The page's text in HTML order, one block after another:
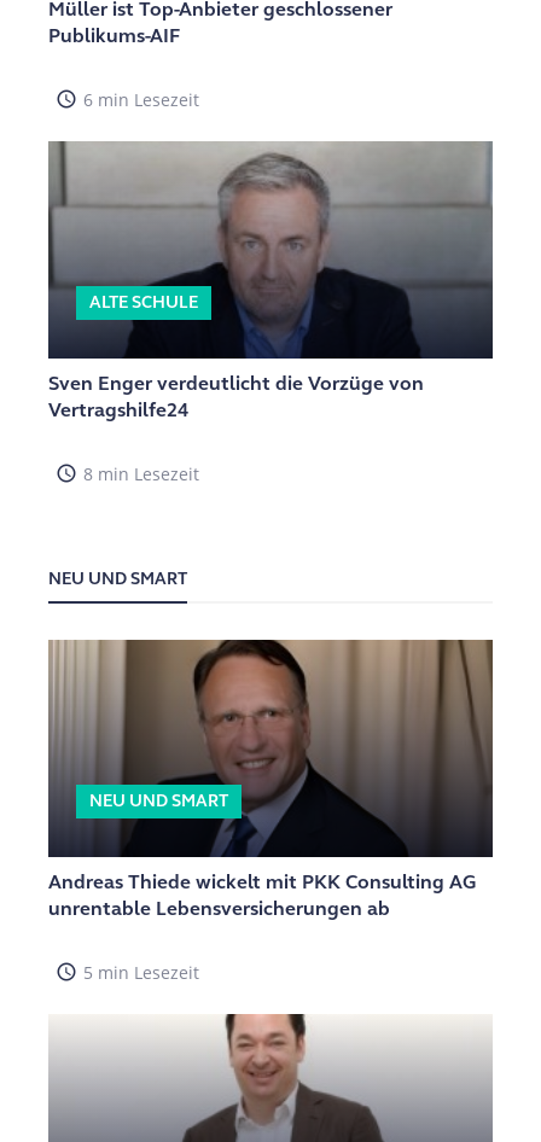
Müller ist Top-Anbieter geschlossener
Publikums-AIF
access_time 6 min Lesezeit
ALTE SCHULE
Sven Enger verdeutlicht die Vorzüge von
Vertragshilfe24
access_time 8 min Lesezeit
NEU UND SMART
NEU UND SMART
Andreas Thiede wickelt mit PKK Consulting AG
unrentable Lebensversicherungen ab
access_time 5 min Lesezeit